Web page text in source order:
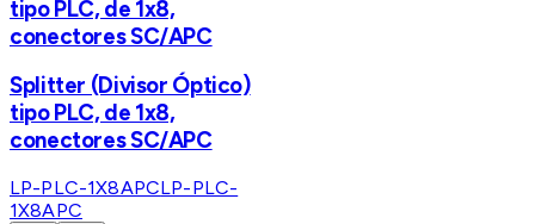
tipo PLC, de 1x8,
conectores SC/APC
Splitter (Divisor Óptico)
tipo PLC, de 1x8,
conectores SC/APC
LP-PLC-1X8APCLP-PLC-
1X8APC